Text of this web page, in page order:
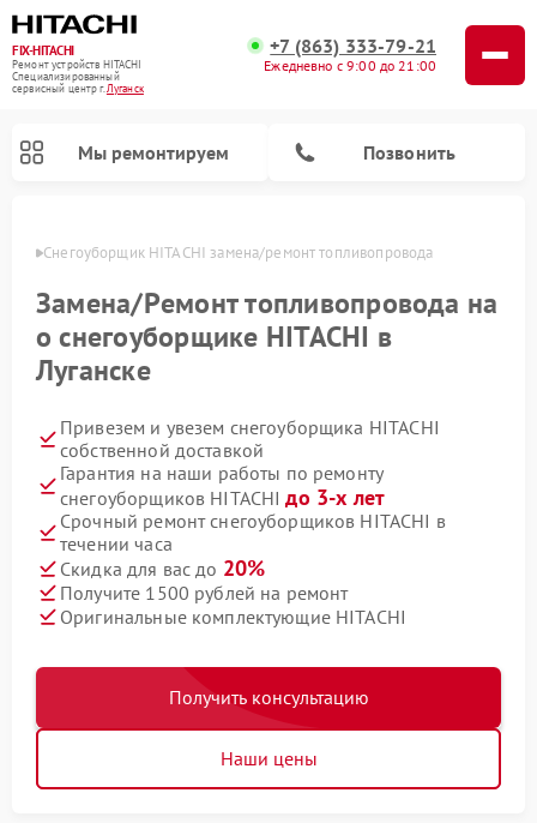
FIX-HITACHI
Ремонт устройств HITACHI
Специализированный
cервисный центр г.Луганск
+7 (863) 333-79-21
Ежедневно с 9:00 до 21:00
Мы ремонтируем Позвонить
Снегоуборщик HITACHI замена/pемонт топливопровода
Замена/Pемонт топливопровода на
о снегоуборщике HITACHI в
Луганске
Привезем и увезем снегоуборщика HITACHI
собственной доставкой
Гарантия на наши работы по ремонту
снегоуборщиков HITACHIдо 3-х лет
Срочный ремонт снегоуборщиков HITACHI в
течении часа
Скидка для вас до 20%
Получите 1500 рублей на ремонт
Оригинальные комплектующие HITACHI
Получить консультацию
Наши цены